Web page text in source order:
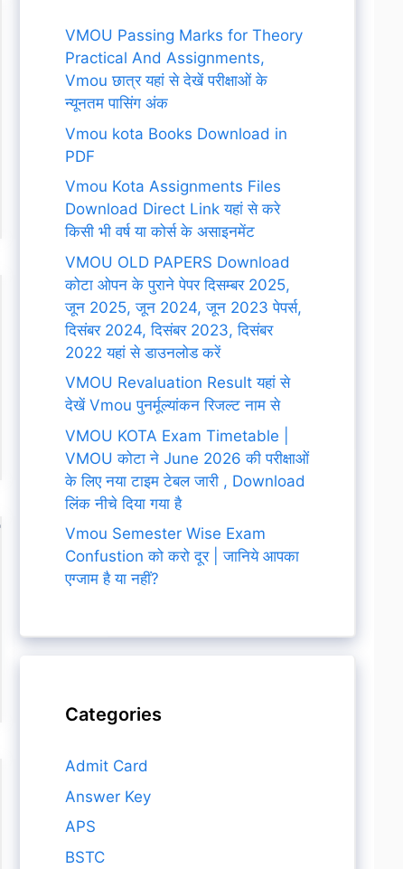
VMOU Passing Marks for Theory
Practical And Assignments,
Vmou छात्र यहां से देखें परीक्षाओं के
न्यूनतम पासिंग अंक
Vmou kota Books Download in
PDF
Vmou Kota Assignments Files
Download Direct Link यहां से करे
किसी भी वर्ष या कोर्स के असाइनमेंट
VMOU OLD PAPERS Download
कोटा ओपन के पुराने पेपर दिसम्बर 2025,
जून 2025, जून 2024, जून 2023 पेपर्स,
दिसंबर 2024, दिसंबर 2023, दिसंबर
2022 यहां से डाउनलोड करें
VMOU Revaluation Result यहां से
देखें Vmou पुनर्मूल्यांकन रिजल्ट नाम से
VMOU KOTA Exam Timetable |
VMOU कोटा ने June 2026 की परीक्षाओं
के लिए नया टाइम टेबल जारी , Download
लिंक नीचे दिया गया है
Vmou Semester Wise Exam
Confustion को करो दूर | जानिये आपका
एग्जाम है या नहीं?
Categories
Admit Card
Answer Key
APS
BSTC